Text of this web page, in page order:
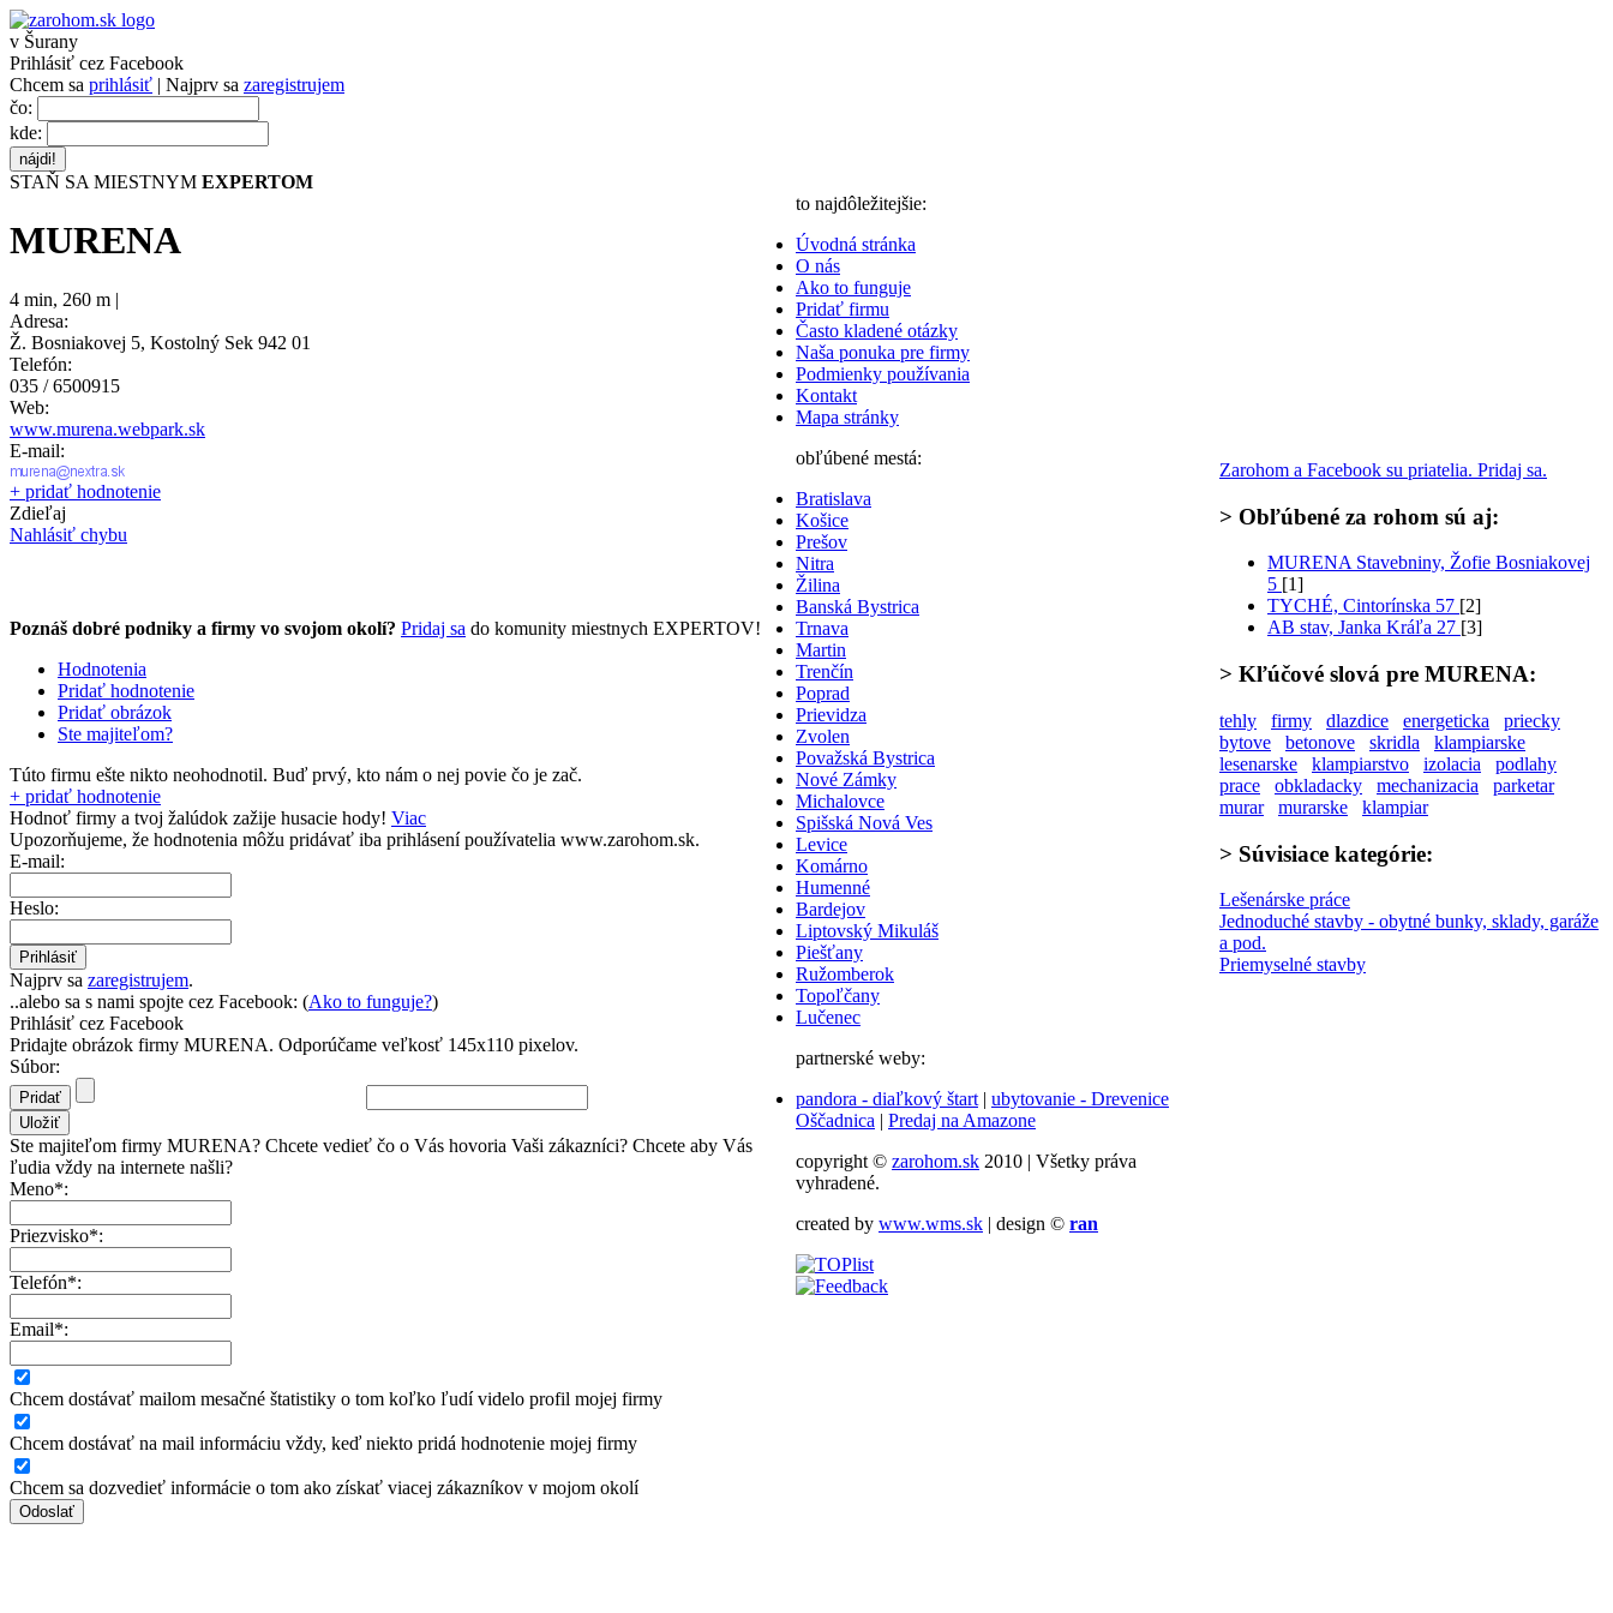
v Šurany
Prihlásiť cez Facebook
Chcem sa prihlásiť | Najprv sa zaregistrujem
čo:
kde:
STAŇ SA MIESTNYM EXPERTOM
MURENA
4 min, 260 m |
Adresa:
Ž. Bosniakovej 5, Kostolný Sek 942 01
Telefón:
035 / 6500915
Web:
www.murena.webpark.sk
E-mail:
+ pridať hodnotenie
Zdieľaj
Nahlásiť chybu
Poznáš dobré podniky a firmy vo svojom okolí? Pridaj sa do komunity miestnych EXPERTOV!
Hodnotenia
Pridať hodnotenie
Pridať obrázok
Ste majiteľom?
Túto firmu ešte nikto neohodnotil. Buď prvý, kto nám o nej povie čo je zač.
+ pridať hodnotenie
Hodnoť firmy a tvoj žalúdok zažije husacie hody! Viac
Upozorňujeme, že hodnotenia môžu pridávať iba prihlásení používatelia www.zarohom.sk.
E-mail:
Heslo:
Najprv sa zaregistrujem.
..alebo sa s nami spojte cez Facebook: (Ako to funguje?)
Prihlásiť cez Facebook
Pridajte obrázok firmy MURENA. Odporúčame veľkosť 145x110 pixelov.
Súbor:
Ste majiteľom firmy MURENA? Chcete vedieť čo o Vás hovoria Vaši zákazníci? Chcete aby Vás
ľudia vždy na internete našli?
Meno*:
Priezvisko*:
Telefón*:
Email*:
Chcem dostávať mailom mesačné štatistiky o tom koľko ľudí videlo profil mojej firmy
Chcem dostávať na mail informáciu vždy, keď niekto pridá hodnotenie mojej firmy
Chcem sa dozvedieť informácie o tom ako získať viacej zákazníkov v mojom okolí
Zarohom a Facebook su priatelia. Pridaj sa.
> Obľúbené za rohom sú aj:
MURENA Stavebniny, Žofie Bosniakovej
5 [1]
TYCHÉ, Cintorínska 57 [2]
AB stav, Janka Kráľa 27 [3]
> Kľúčové slová pre MURENA:
tehly firmy dlazdice energeticka
priecky
bytove
betonove skridla
klampiarske
lesenarske
klampiarstvo izolacia
podlahy
prace
obkladacky mechanizacia
parketar
murar
murarske klampiar
> Súvisiace kategórie:
Lešenárske práce
Jednoduché stavby - obytné bunky, sklady, garáže
a pod.
Priemyselné stavby
to najdôležitejšie:
Úvodná stránka
O nás
Ako to funguje
Pridať firmu
Často kladené otázky
Naša ponuka pre firmy
Podmienky používania
Kontakt
Mapa stránky
obľúbené mestá:
Bratislava
Košice
Prešov
Nitra
Žilina
Banská Bystrica
Trnava
Martin
Trenčín
Poprad
Prievidza
Zvolen
Považská Bystrica
Nové Zámky
Michalovce
Spišská Nová Ves
Levice
Komárno
Humenné
Bardejov
Liptovský Mikuláš
Piešťany
Ružomberok
Topoľčany
Lučenec
partnerské weby:
pandora - diaľkový štart | ubytovanie - Drevenice
Oščadnica | Predaj na Amazone
copyright © zarohom.sk 2010 | Všetky práva
vyhradené.
created by www.wms.sk | design © ran